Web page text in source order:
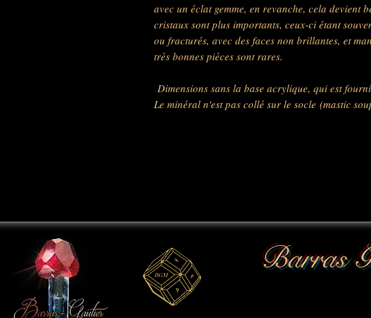
avec un éclat gemme, en revanche, cela devient
cristaux sont plus importants, ceux-ci étant
ou fracturés, avec des faces non brillantes, et
très bonnes pièces sont rares.
Dimensions sans la base acrylique, qui est
Le minéral n'est pas collé sur le socle (mastic
Barras